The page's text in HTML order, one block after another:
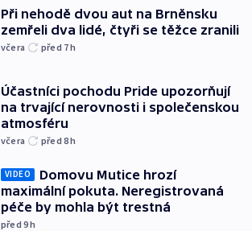
Při nehodě dvou aut na Brněnsku
zemřeli dva lidé, čtyři se těžce zranili
včera před 7h
Účastníci pochodu Pride upozorňují
na trvající nerovnosti i společenskou
atmosféru
včera před 8h
VIDEO
Domovu Mutice hrozí
maximální pokuta. Neregistrovaná
péče by mohla být trestná
před 9h